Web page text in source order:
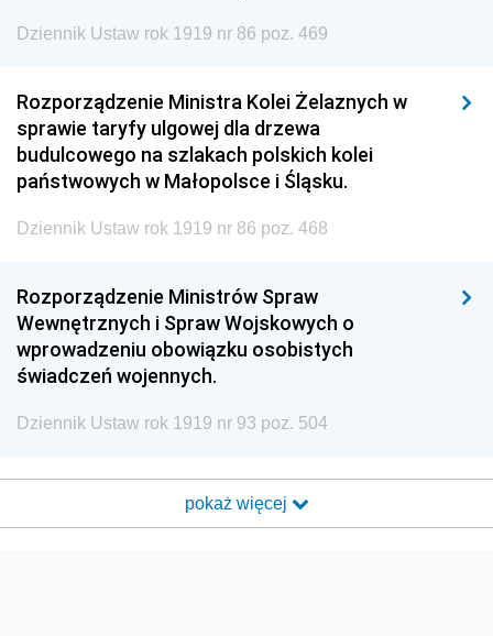
Dziennik Ustaw rok 1919 nr 86 poz. 469
Rozporządzenie Ministra Kolei Żelaznych w
sprawie taryfy ulgowej dla drzewa
budulcowego na szlakach polskich kolei
państwowych w Małopolsce i Śląsku.
Dziennik Ustaw rok 1919 nr 86 poz. 468
Rozporządzenie Ministrów Spraw
Wewnętrznych i Spraw Wojskowych o
wprowadzeniu obowiązku osobistych
świadczeń wojennych.
Dziennik Ustaw rok 1919 nr 93 poz. 504
pokaż więcej